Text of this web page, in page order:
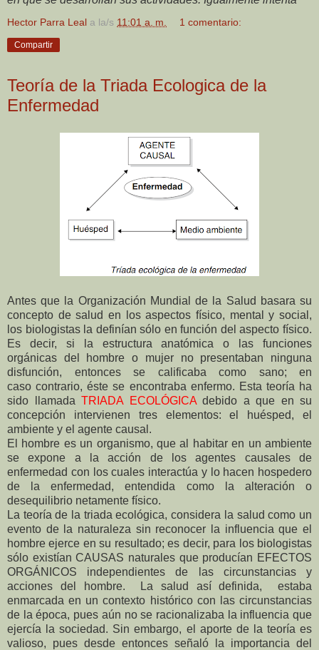
Hector Parra Leal a la/s 11:01 a. m. 1 comentario:
Compartir
Teoría de la Triada Ecologica de la
Enfermedad
Antes que la Organización Mundial de la Salud basara su
concepto de salud en los aspectos físico, mental y social,
los biologistas la definían sólo en función del aspecto físico.
Es decir, si la estructura anatómica o las funciones
orgánicas del hombre o mujer no presentaban ninguna
disfunción, entonces se calificaba como sano; en
casocontrario, éste se encontraba enfermo. Esta teoría ha
sido llamada TRIADA ECOLÓGICAdebido a que en su
concepción intervienen tres elementos: el huésped, el
ambiente y el agente causal.
El hombre es un organismo, que al habitar en un ambiente
se expone a la acción de los agentes causales de
enfermedad con los cuales interactúa y lo hacen hospedero
de la enfermedad, entendida como la alteración o
desequilibrio netamente físico.
La teoría de la triada ecológica, considera la salud como un
evento de la naturaleza sin reconocer la influencia que el
hombre ejerce en su resultado; es decir, para los biologistas
sólo existían CAUSAS naturales que producían EFECTOS
ORGÁNICOS independientes de las circunstancias y
acciones del hombre. La salud así definida, estaba
enmarcada en un contexto histórico con las circunstancias
de la época, pues aún no se racionalizaba la influencia que
ejercía la sociedad. Sin embargo, el aporte de la teoría es
valioso, pues desde entonces señaló la importancia del